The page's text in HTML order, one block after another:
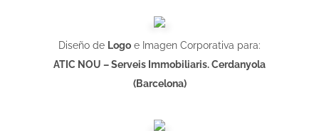
Diseño de Logo e Imagen Corporativa para:
ATIC NOU – Serveis Immobiliaris. Cerdanyola
(Barcelona)